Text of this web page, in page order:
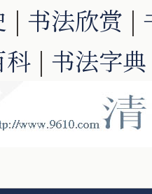
| 书法欣赏 |
科 | 书法字典